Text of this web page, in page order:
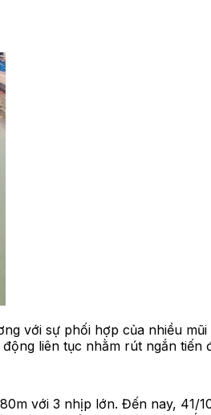
với sự phối hợp của nhiều
liên tục nhằm rút ngắn tiến
với 3 nhịp lớn. Đến nay,